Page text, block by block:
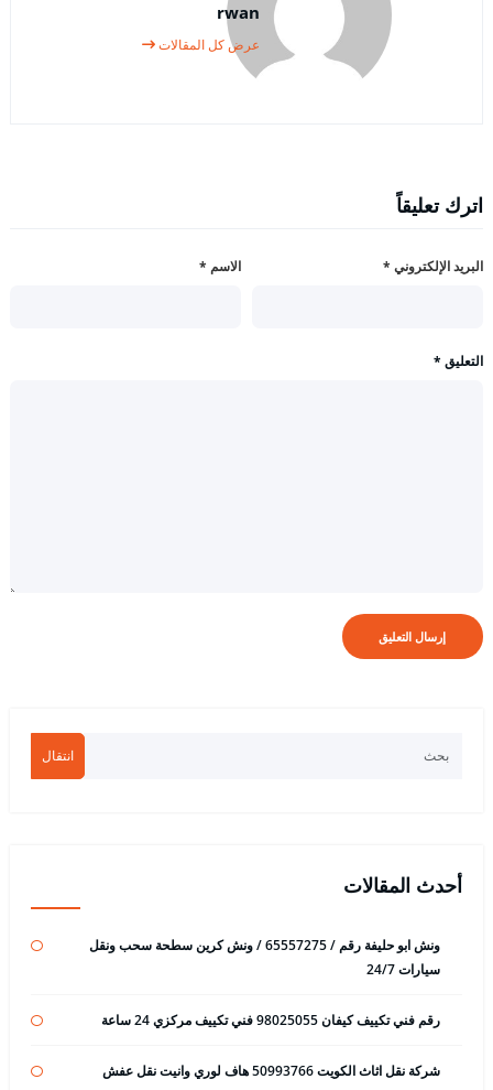
rwan
عرض كل المقالات
اترك تعليقاً
الاسم * البريد الإلكتروني *
التعليق *
انتقال
أحدث المقالات
ونش ابو حليفة رقم / 65557275 / ونش كرين سطحة سحب ونقل
سيارات 24/7
رقم فني تكييف كيفان 98025055 فني تكييف مركزي 24 ساعة
شركة نقل اثاث الكويت 50993766 هاف لوري وانيت نقل عفش